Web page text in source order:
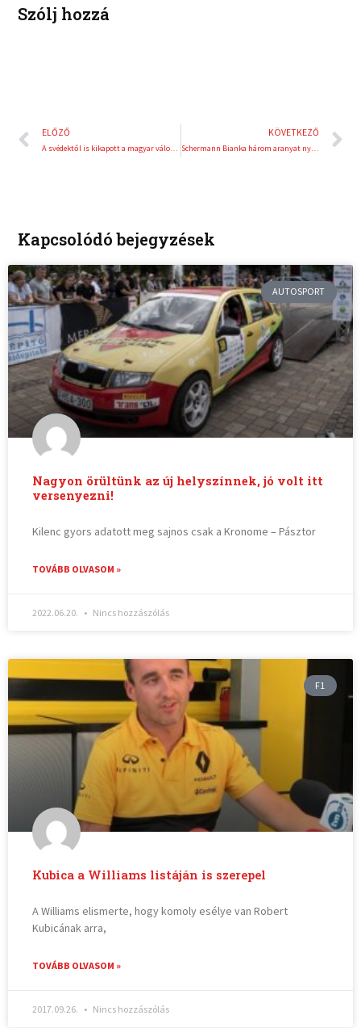
Szólj hozzá
Előző
ELŐZŐ
A svédektől is kikapott a magyar válogatott
KÖVETKEZŐ
Schermann Bianka három aranyat nyert
Kapcsolódó bejegyzések
AUTOSPORT
Nagyon örültünk az új helyszínnek, jó volt itt
versenyezni!
Kilenc gyors adatott meg sajnos csak a Kronome – Pásztor
TOVÁBB OLVASOM »
2022.06.20. Nincs hozzászólás
F1
Kubica a Williams listáján is szerepel
A Williams elismerte, hogy komoly esélye van Robert
Kubicának arra,
TOVÁBB OLVASOM »
2017.09.26. Nincs hozzászólás